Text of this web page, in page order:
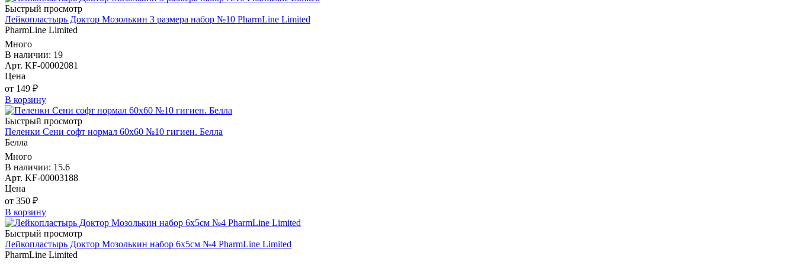
Быстрый просмотр
Лейкопластырь Доктор Мозолькин 3 размера набор №10 PharmLine Limited
PharmLine Limited
Много
В наличии: 19
Арт. KF-00002081
Цена
от 149 ₽
В корзину
Быстрый просмотр
Пеленки Сени софт нормал 60х60 №10 гигиен. Белла
Белла
Много
В наличии: 15.6
Арт. KF-00003188
Цена
от 350 ₽
В корзину
Быстрый просмотр
Лейкопластырь Доктор Мозолькин набор 6х5см №4 PharmLine Limited
PharmLine Limited